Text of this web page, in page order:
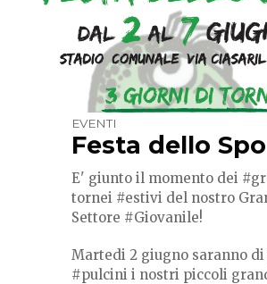
EVENTI
Festa dello
E' giunto il momento dei
tornei #estivi del nostro
Settore #Giovanile!
Martedi 2 giugno saranno di
#pulcini i nostri piccoli